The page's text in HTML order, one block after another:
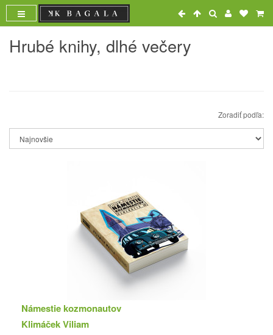
Hrubé knihy, dlhé večery
Zoradiť podľa:
Námestie kozmonautov
Klimáček Viliam